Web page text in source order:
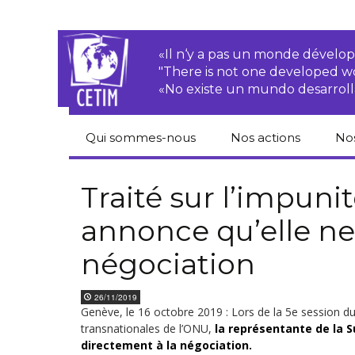
«Il n‘y a pas un monde
"There is not one developed
«No existe un mundo
Qui sommes-nous
Équipe
Newsletters
Rapports d’activités
Statuts
Nos actions
paysan.nes
Sociétés
transnationales
Justice
Droits économiques,
sociaux et culturels
du
Traité sur
annonce qu’elle
négociation
26/11/2019
Genève, le 16 octobre 2019 : Lors de la 5e session
transnationales de l’ONU, la représentante de la
directement à la négociation.